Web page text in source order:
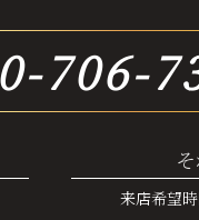
706-
来店希望